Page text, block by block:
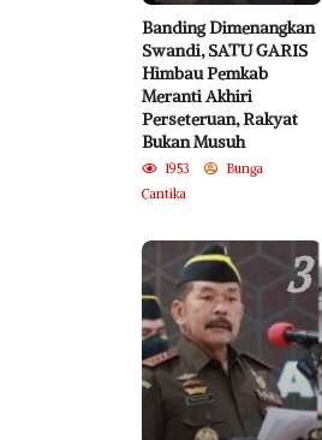
Banding Dimenangkan
Swandi, SATU GARIS
Himbau Pemkab
Meranti Akhiri
Perseteruan, Rakyat
Bukan Musuh
1953
Bunga
Cantika
3